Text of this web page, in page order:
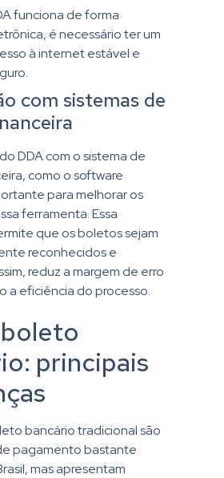
funciona de forma
é necessário ter um
à internet estável e
com sistemas de
DDA com o sistema de
como o software
para melhorar os
ferramenta. Essa
que os boletos sejam
reconhecidos e
reduz a margem de erro
a eficiência do processo.
principais
bancário tradicional são
pagamento bastante
mas apresentam